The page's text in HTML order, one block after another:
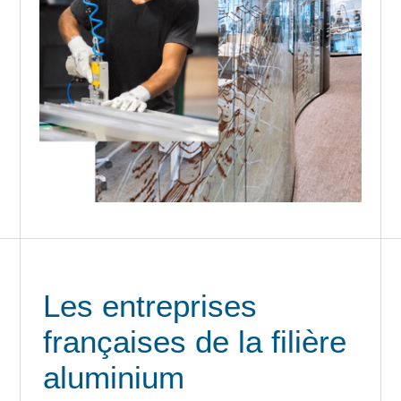
Les entreprises
françaises de la filière
aluminium